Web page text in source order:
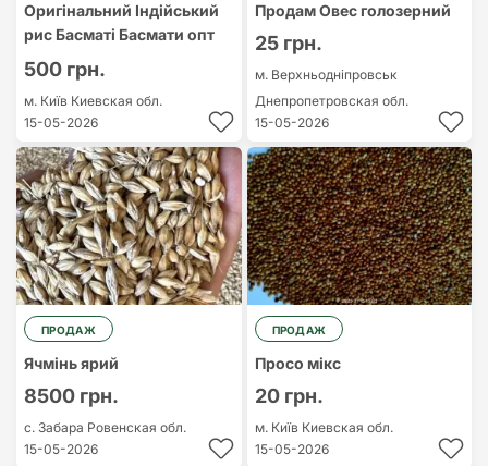
Оригінальний Індійський
рис Басматі Басмати опт
500 грн.
м. Київ Киевская обл.
15-05-2026
Продам Овес голозерний
25 грн.
м. Верхньодніпровськ
Днепропетровская обл.
15-05-2026
ПРОДАЖ
Ячмінь ярий
8500 грн.
с. Забара Ровенская обл.
15-05-2026
ПРОДАЖ
Просо мікс
20 грн.
м. Київ Киевская обл.
15-05-2026